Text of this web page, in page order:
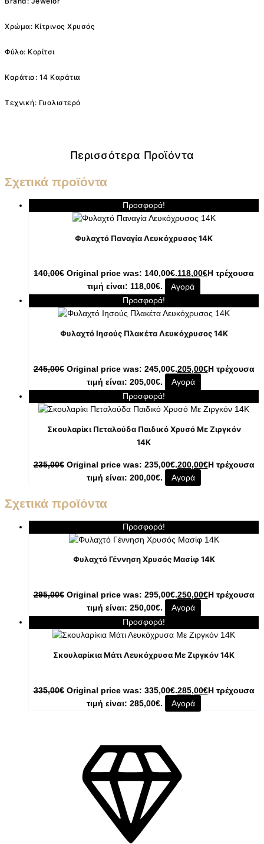
Χρώμα: Κίτρινος Χρυσός
Φύλο: Κορίτσι
Καράτια: 14 Καράτια
Τεχνική: Γυαλιστερό
Περισσότερα Προϊόντα
Σχετικά προϊόντα
Προσφορά!
Φυλαχτό Παναγία Λευκόχρυσος 14K
140,00€ Original price was: 140,00€.118,00€ Η τρέχουσα
τιμή είναι: 118,00€.
Αγορά
Προσφορά!
Φυλαχτό Ιησούς Πλακέτα Λευκόχρυσος 14K
245,00€ Original price was: 245,00€.205,00€Η τρέχουσα
τιμή είναι: 205,00€.
Αγορά
Προσφορά!
Σκουλαρίκι Πεταλούδα Παιδικό Χρυσό Με Ζιργκόν
14K
235,00€ Original price was: 235,00€.200,00€Η τρέχουσα
τιμή είναι: 200,00€.
Αγορά
Σχετικά προϊόντα
Προσφορά!
Φυλαχτό Γέννηση Χρυσός Μασίφ 14K
295,00€ Original price was: 295,00€.250,00€Η τρέχουσα
τιμή είναι: 250,00€.
Αγορά
Προσφορά!
Σκουλαρίκια Μάτι Λευκόχρυσα Με Ζιργκόν 14K
335,00€ Original price was: 335,00€.285,00€Η τρέχουσα
τιμή είναι: 285,00€.
Αγορά